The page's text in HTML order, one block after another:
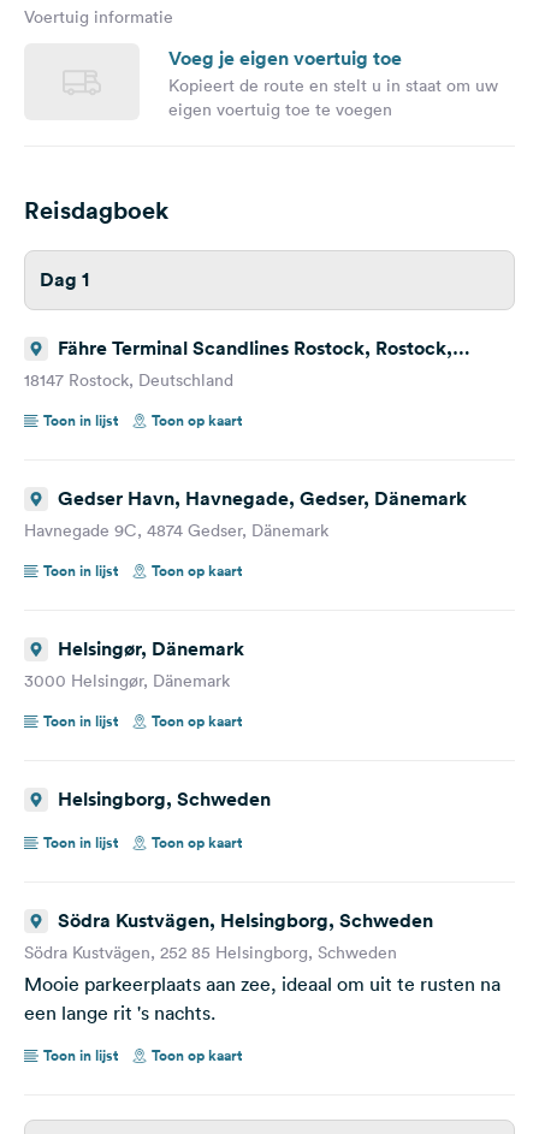
Voertuig informatie
Voeg je eigen voertuig toe
Kopieert de route en stelt u in staat om uw
eigen voertuig toe te voegen
Reisdagboek
Dag 1
Fähre Terminal Scandlines Rostock, Rostock,
Deutschland
18147 Rostock, Deutschland
Toon in lijst
Toon op kaart
Gedser Havn, Havnegade, Gedser, Dänemark
Havnegade 9C, 4874 Gedser, Dänemark
Toon in lijst
Toon op kaart
Helsingør, Dänemark
3000 Helsingør, Dänemark
Toon in lijst
Toon op kaart
Helsingborg, Schweden
Toon in lijst Toon op kaart
Södra Kustvägen, Helsingborg, Schweden
Södra Kustvägen, 252 85 Helsingborg, Schweden
Mooie parkeerplaats aan zee, ideaal om uit te rusten na
een lange rit 's nachts.
Toon in lijst Toon op kaart